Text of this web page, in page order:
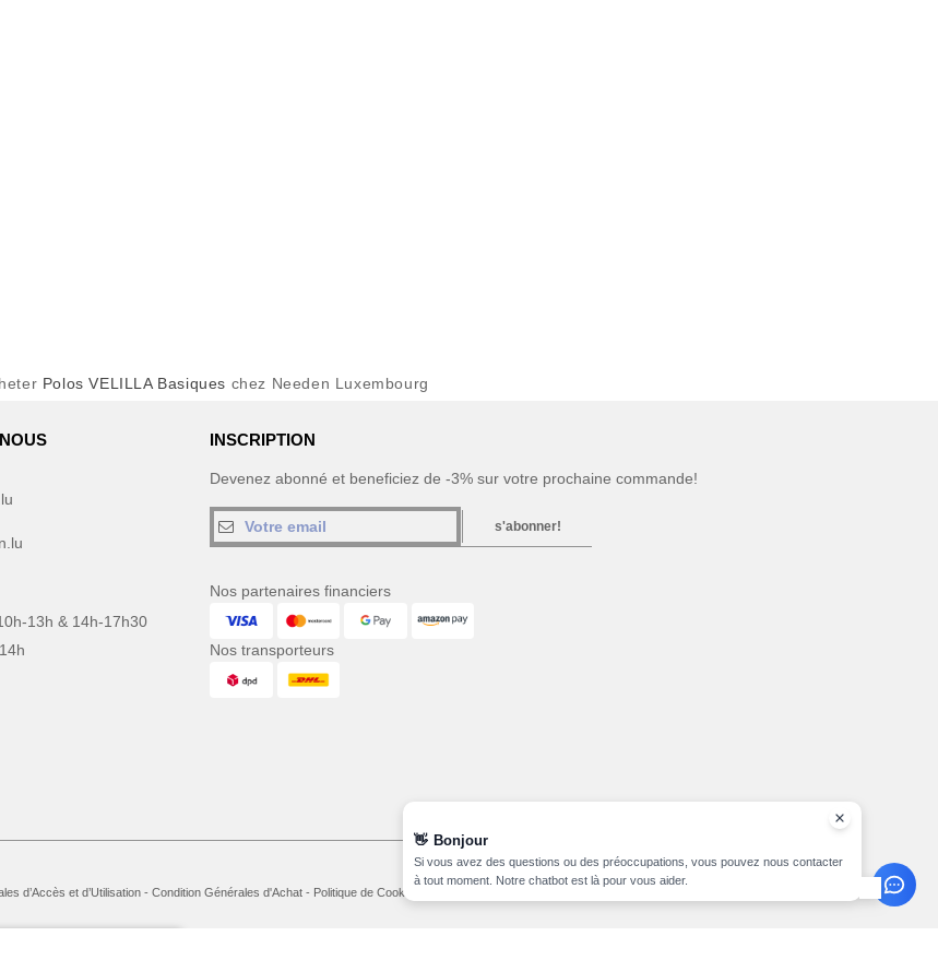
Polos VELILLA Basiques chez Needen Luxembourg
13h & 14h-17h30
INSCRIPTION
Devenez abonné et beneficiez de -3% sur votre prochaine commande!
s'abonner!
Nos partenaires financiers
Nos transporteurs
d’Accès et d’Utilisation- Condition Générales d'Achat- Politique de Cookies
👋 Bonjour
Si vous avez des questions ou des préoccupations, vous pouvez nous contacter
à tout moment. Notre chatbot est là pour vous aider.